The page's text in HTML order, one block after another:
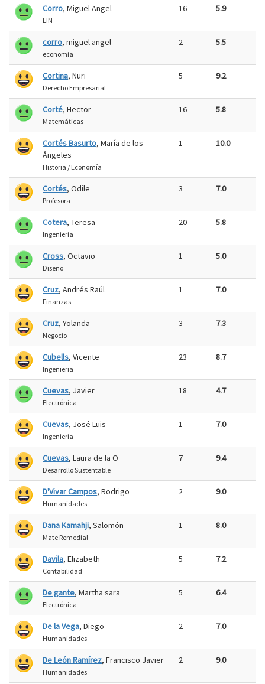
Corro, Miguel Angel
LIN
16 5.9
corro, miguel angel
economia
2 5.5
Cortina, Nuri
Derecho Empresarial
5 9.2
Corté, Hector
Matemáticas
16 5.8
Cortés Basurto, María de los
Ángeles
Historia / Economía
1 10.0
Cortés, Odile
Profesora
3 7.0
Cotera, Teresa
Ingenieria
20 5.8
Cross, Octavio
Diseño
1 5.0
Cruz, Andrés Raúl
Finanzas
1 7.0
Cruz, Yolanda
Negocio
3 7.3
Cubells, Vicente
Ingenieria
23 8.7
Cuevas, Javier
Electrónica
18 4.7
Cuevas, José Luis
Ingeniería
1 7.0
Cuevas, Laura de la O
Desarrollo Sustentable
7 9.4
D'Vivar Campos, Rodrigo
Humanidades
2 9.0
Dana Kamahji, Salomón
Mate Remedial
1 8.0
Davila, Elizabeth
Contabilidad
5 7.2
De gante, Martha sara
Electrónica
5 6.4
De la Vega, Diego
Humanidades
2 7.0
De León Ramírez, Francisco Javier
Humanidades
2 9.0